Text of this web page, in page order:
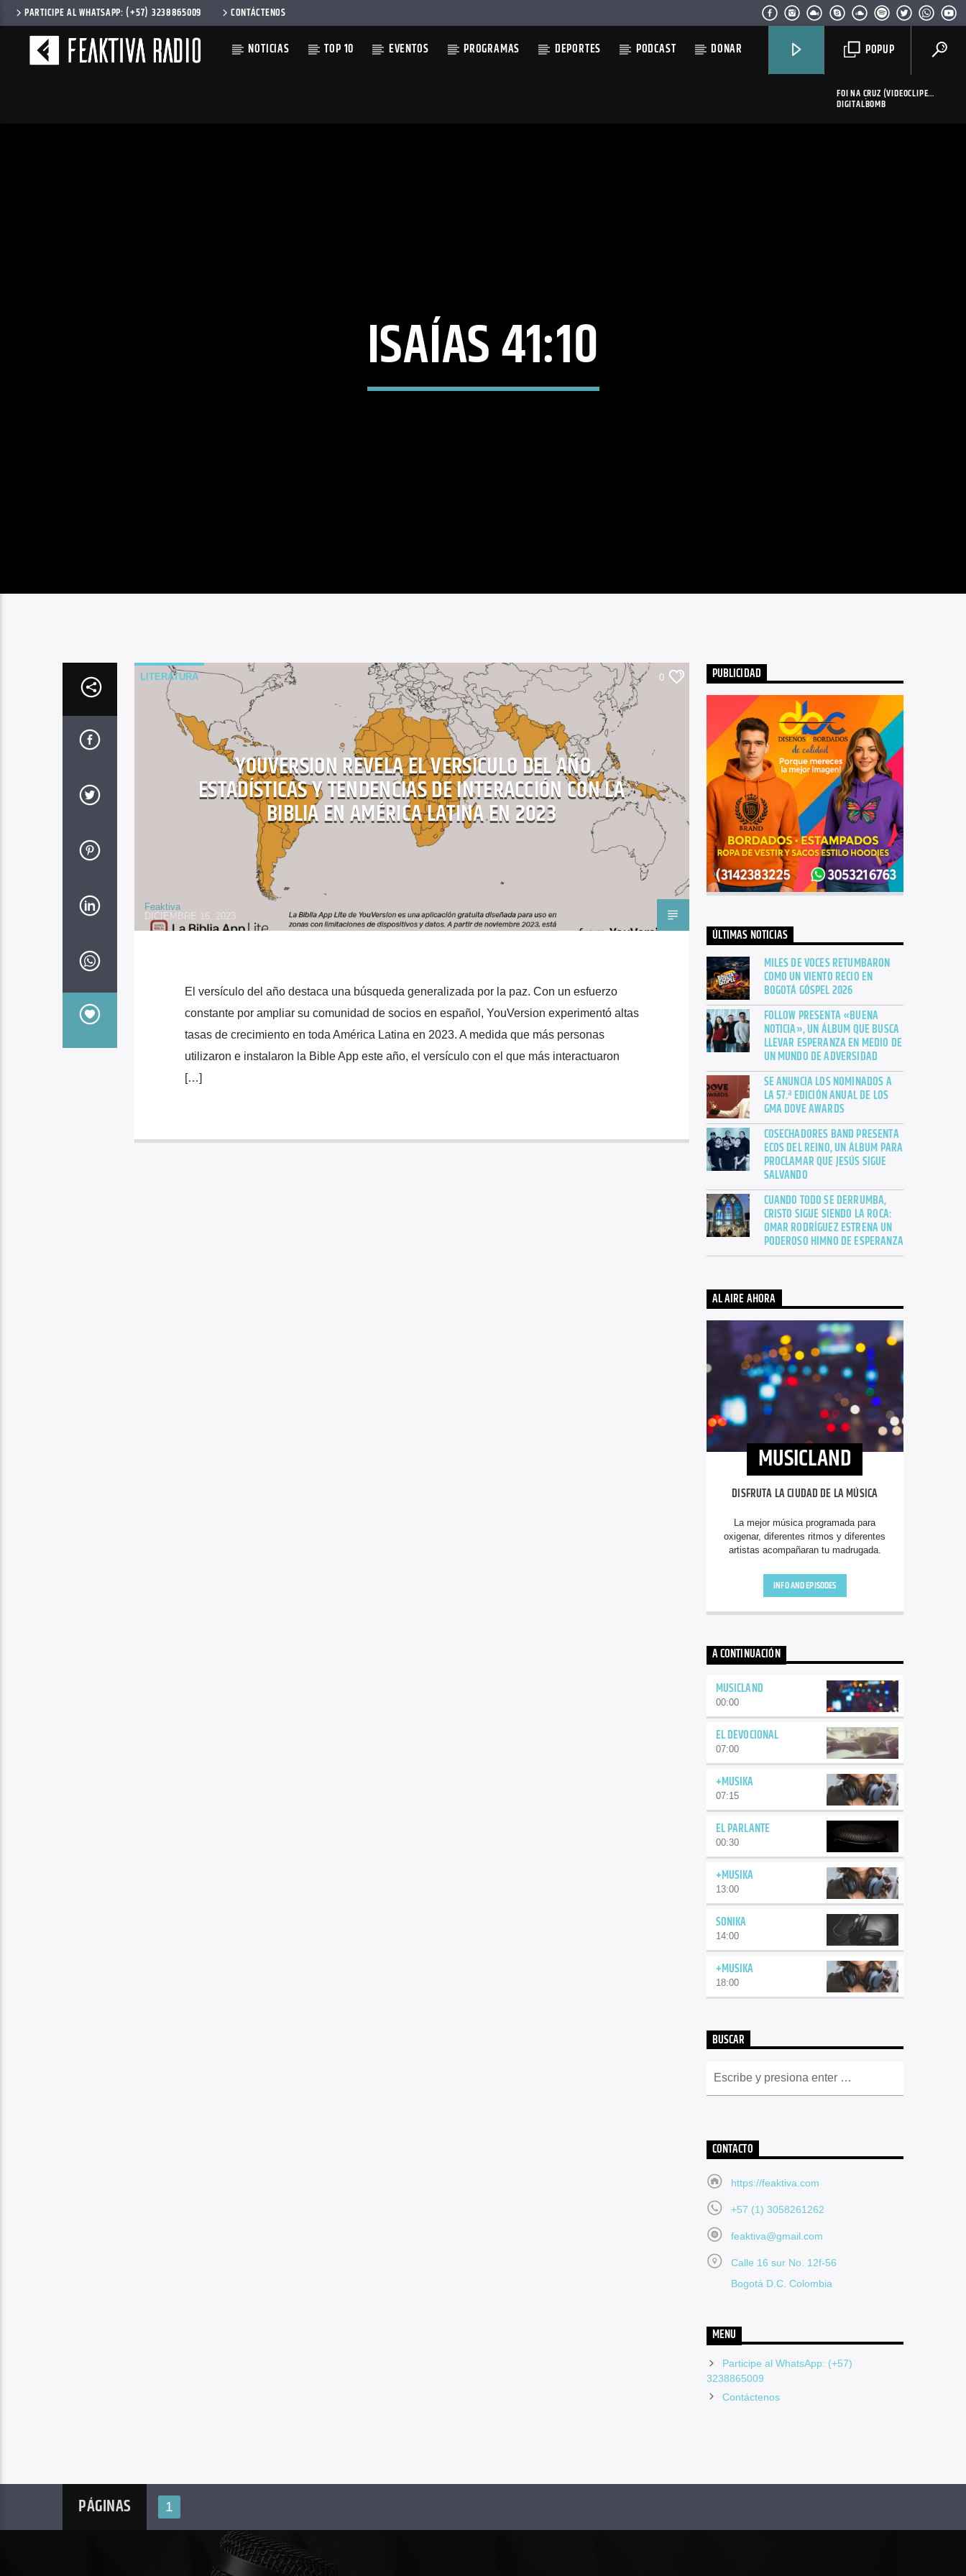
PARTICIPE AL WHATSAPP: (+57) 3238865009 CONTÁCTENOS
NOTICIAS TOP 10 EVENTOS PROGRAMAS DEPORTES PODCAST DONAR POPUP
FOI NA CRUZ (VIDEOCLIPE
OFICIAL)
DIGITALBOMB
ISAÍAS 41:10
LITERATURA 0
YOUVERSION REVELA EL VERSÍCULO DEL AÑO,
ESTADÍSTICAS Y TENDENCIAS DE INTERACCIÓN CON LA
BIBLIA EN AMÉRICA LATINA EN 2023
Feaktiva
DICIEMBRE 16, 2023
El versículo del año destaca una búsqueda generalizada por la paz. Con un esfuerzo
constante por ampliar su comunidad de socios en español, YouVersion experimentó altas
tasas de crecimiento en toda América Latina en 2023. A medida que más personas
utilizaron e instalaron la Bible App este año, el versículo con el que más interactuaron
[…]
PUBLICIDAD
ÚLTIMAS NOTICIAS
MILES DE VOCES RETUMBARON
COMO UN VIENTO RECIO EN
BOGOTÁ GÓSPEL 2026
FOLLOW PRESENTA «BUENA
NOTICIA», UN ÁLBUM QUE BUSCA
LLEVAR ESPERANZA EN MEDIO DE
UN MUNDO DE ADVERSIDAD
SE ANUNCIA LOS NOMINADOS A
LA 57.ª EDICIÓN ANUAL DE LOS
GMA DOVE AWARDS
COSECHADORES BAND PRESENTA
ECOS DEL REINO, UN ÁLBUM PARA
PROCLAMAR QUE JESÚS SIGUE
SALVANDO
CUANDO TODO SE DERRUMBA,
CRISTO SIGUE SIENDO LA ROCA:
OMAR RODRÍGUEZ ESTRENA UN
PODEROSO HIMNO DE ESPERANZA
AL AIRE AHORA
MUSICLAND
DISFRUTA LA CIUDAD DE LA MÚSICA
La mejor música programada para
oxigenar, diferentes ritmos y diferentes
artistas acompañaran tu madrugada.
INFO AND EPISODES
A CONTINUACIÓN
MUSICLAND
00:00
EL DEVOCIONAL
07:00
+MUSIKA
07:15
EL PARLANTE
00:30
+MUSIKA
13:00
SONIKA
14:00
+MUSIKA
18:00
BUSCAR
CONTACTO
https://feaktiva.com
+57 (1) 3058261262
feaktiva@gmail.com
Calle 16 sur No. 12f-56
Bogotá D.C. Colombia
MENU
Participe al WhatsApp: (+57)
3238865009
Contáctenos
PÁGINAS 1